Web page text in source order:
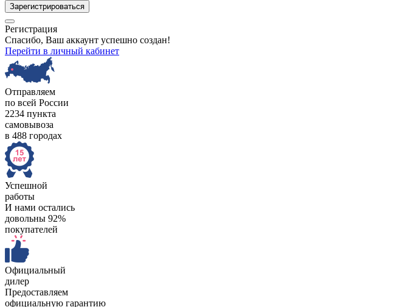
Зарегистрироваться
Регистрация
Спасибо, Ваш аккаунт успешно создан!
Перейти в личный кабинет
Отправляем
по всей России
2234 пункта
самовывоза
в 488 городах
Успешной
работы
И нами остались
довольны 92%
покупателей
Официальный
дилер
Предоставляем
официальную гарантию